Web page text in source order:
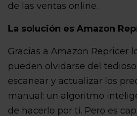
de las ventas online.
La solución es Amazon
Gracias a Amazon Repricer
pueden olvidarse del
escanear y actualizar los
manual: un algoritmo
de hacerlo por ti. Pero es